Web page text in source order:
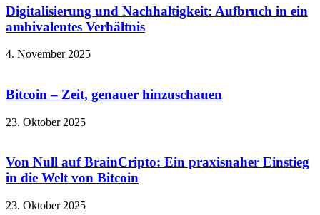
Digitalisierung und Nachhaltigkeit: Aufbruch in ein
ambivalentes Verhältnis
4. November 2025
Bitcoin – Zeit, genauer hinzuschauen
23. Oktober 2025
Von Null auf BrainCripto: Ein praxisnaher Einstieg
in die Welt von Bitcoin
23. Oktober 2025